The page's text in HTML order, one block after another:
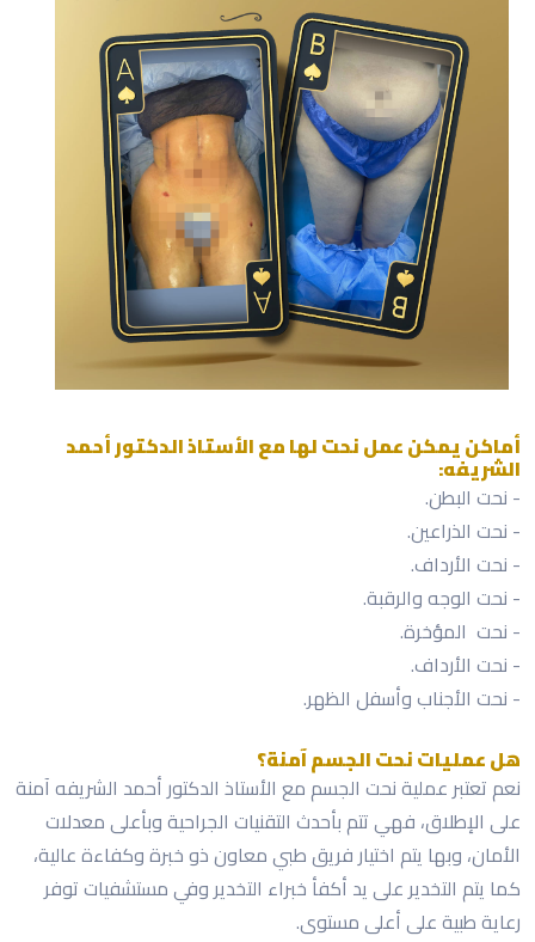
أماكن يمكن عمل نحت لها مع الأستاذ الدكتور أحمد
الشريفه:
- نحت البطن.
- نحت الذراعين.
- نحت الأرداف.
- نحت الوجه والرقبة.
- نحت المؤخرة.
- نحت الأرداف.
- نحت الأجناب وأسفل الظهر.
هل عمليات نحت الجسم آمنة؟
نعم تعتبر عملية نحت الجسم مع الأستاذ الدكتور أحمد الشريفه آمنة
على الإطلاق، فهي تتم بأحدث التقنيات الجراحية وبأعلى معدلات
الأمان، وبها يتم اختيار فريق طبي معاون ذو خبرة وكفاءة عالية،
كما يتم التخدير على يد أكفأ خبراء التخدير وفي مستشفيات توفر
رعاية طبية على أعلى مستوى.